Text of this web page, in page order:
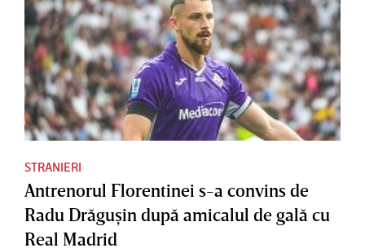
STRANIERI
Antrenorul Florentinei s-a convins de
Radu Drăguşin după amicalul de gală cu
Real Madrid